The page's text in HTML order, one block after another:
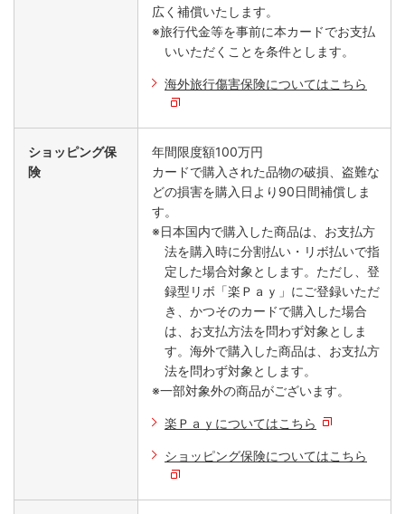
広く補償いたします。
※旅行代金等を事前に本カードでお支払
いいただくことを条件とします。
海外旅行傷害保険についてはこちら
ショッピング保
険
年間限度額100万円
カードで購入された品物の破損、盗難な
どの損害を購入日より90日間補償しま
す。
※日本国内で購入した商品は、お支払方
法を購入時に分割払い・リボ払いで指
定した場合対象とします。ただし、登
録型リボ「楽Ｐａｙ」にご登録いただ
き、かつそのカードで購入した場合
は、お支払方法を問わず対象としま
す。海外で購入した商品は、お支払方
法を問わず対象とします。
※一部対象外の商品がございます。
楽Ｐａｙについてはこちら
ショッピング保険についてはこちら